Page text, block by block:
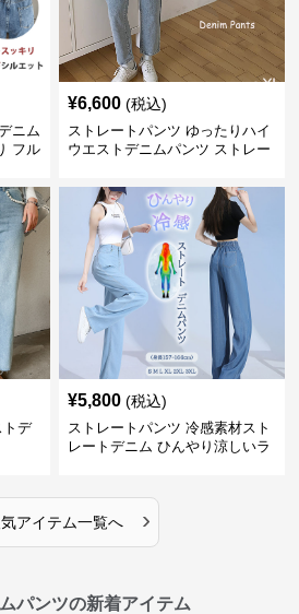
ニム
フル
¥6,600 (税込)
ストレートパンツ ゆったりハイ
ウエストデニムパンツ ストレー
トデ
¥5,800 (税込)
ストレートパンツ 冷感素材スト
レートデニム ひんやり涼しいラ
気アイテム一覧へ ›
パンツの新着アイテム